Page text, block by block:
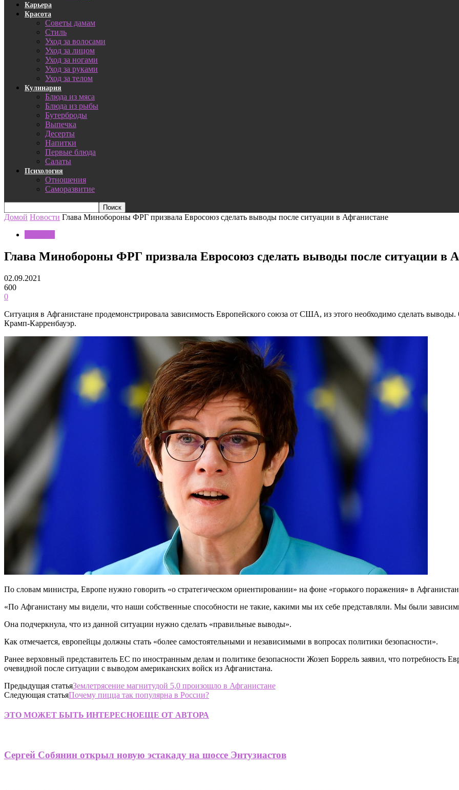
Карьера
Красота
Советы дамам
Стиль
Уход за волосами
Уход за лицом
Уход за ногами
Уход за руками
Уход за телом
Кулинария
Блюда из мяса
Блюда из рыбы
Бутерброды
Выпечка
Десерты
Напитки
Первые блюда
Салаты
Психология
Отношения
Саморазвитие
Домой Новости Глава Минобороны ФРГ призвала Евросоюз сделать выводы после ситуации в Афганистане
Глава Минобороны ФРГ призвала Евросоюз сделать выводы после ситуации в
02.09.2021
600
0
Ситуация в Афганистане продемонстрировала зависимость Европейского союза от США, из этого необходимо сделать
Крамп-Карренбауэр.
По словам министра, Европе нужно говорить «о стратегическом ориентировании» на фоне «горького поражения» в
«По Афганистану мы видели, что наши собственные способности не такие, какими мы их себе представляли. Мы были
Она подчеркнула, что из данной ситуации нужно сделать «правильные выводы».
Как отмечается, европейцы должны стать «более самостоятельными и независимыми в вопросах политики безопасности».
Ранее верховный представитель ЕС по иностранным делам и политике безопасности Жозеп Боррель заявил, что потребность
очевидной после ситуации с выводом американских войск из Афганистана.
Предыдущая статьяЗемлетрясение магнитудой 5,0 произошло в Афганистане
Следующая статьяПочему пицца так популярна в России?
ЭТО МОЖЕТ БЫТЬ ИНТЕРЕСНОЕЩЕ ОТ АВТОРА
Сергей Собянин открыл новую эстакаду на шоссе Энтузиастов